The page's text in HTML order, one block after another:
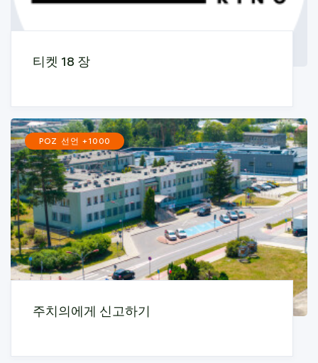
티켓 18 장
POZ 선언 +1000
주치의에게 신고하기